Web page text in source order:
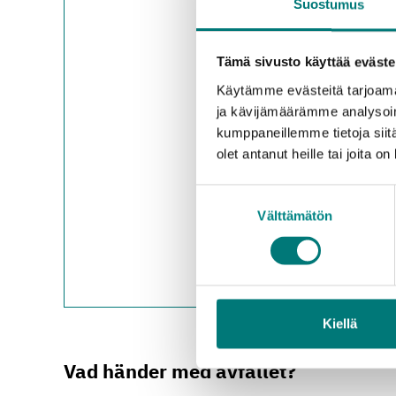
Suostumus
Tämä sivusto käyttää
Käytämme evästeitä
ja kävijämäärämme
kumppaneillemme tietoja
olet antanut heille tai joita
Välttämätön
Kiellä
Hangö avfallsstation
Ingå avfallsstation:
Karis avfallsstation:
Högfors avfallsstation
Lojo avfallscentral:
Lovisa avfallsstation:
Borgnäs avfallsstation
Borgå avfallscentral:
Pusula avfallsstation
Sibbo avfallsstation
Ekenäs avfallsstation
Vichtis avfallsstation:
Vad händer med avfallet?